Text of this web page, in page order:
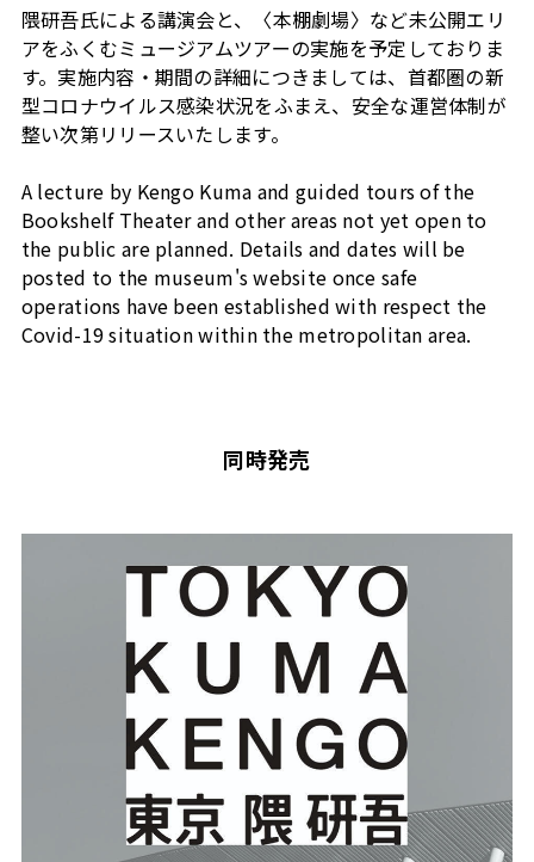
隈研吾氏による講演会と、〈本棚劇場〉など未公開エリ
アをふくむミュージアムツアーの実施を予定しておりま
す。実施内容・期間の詳細につきましては、首都圏の新
型コロナウイルス感染状況をふまえ、安全な運営体制が
整い次第リリースいたします。
A lecture by Kengo Kuma and guided tours of the
Bookshelf Theater and other areas not yet open to
the public are planned. Details and dates will be
posted to the museum's website once safe
operations have been established with respect the
Covid-19 situation within the metropolitan area.
同時発売